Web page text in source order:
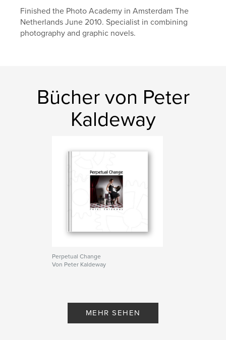
Finished the Photo Academy in Amsterdam The
Netherlands June 2010. Specialist in combining
photography and graphic novels.
Bücher von Peter
Kaldeway
Perpetual Change
Von Peter Kaldeway
MEHR SEHEN